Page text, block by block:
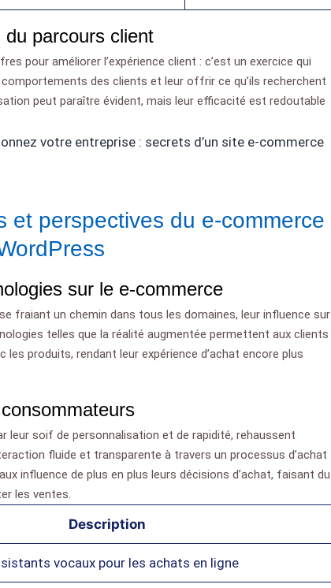
du parcours client
pour améliorer l’expérience client : c’est un exercice qui
des clients et leur offrir ce qu’ils recherchent
peut paraître évident, mais leur efficacité est redoutable
votre entreprise : secrets d’un site e-commerce
et perspectives du e-commerce
sur le e-commerce
fraiant un chemin dans tous les domaines, leur influence sur
telles que la réalité augmentée permettent aux clients
les produits, rendant leur expérience d’achat encore plus
soif de personnalisation et de rapidité, rehaussent
fluide et transparente à travers un processus d’achat
influence de plus en plus leurs décisions d’achat, faisant du
les ventes.
Description
vocaux pour les achats en ligne